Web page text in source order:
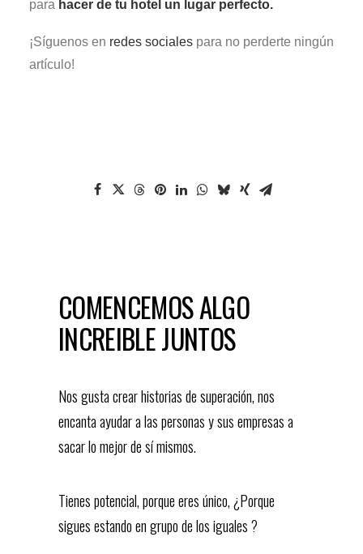
para hacer de tu hotel un lugar perfecto.
¡Síguenos en redes sociales para no perderte ningún
artículo!
COMENCEMOS ALGO
INCREIBLE JUNTOS
Nos gusta crear historias de superación, nos
encanta ayudar a las personas y sus empresas a
sacar lo mejor de sí mismos.
Tienes potencial, porque eres único, ¿Porque
sigues estando en grupo de los iguales ?